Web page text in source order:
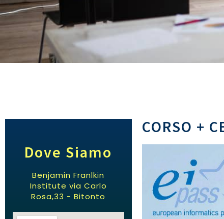
Dove Siamo
Benjamin Franlkin
Institute via Carlo
Rosa,33 - Bitonto
CORSO +